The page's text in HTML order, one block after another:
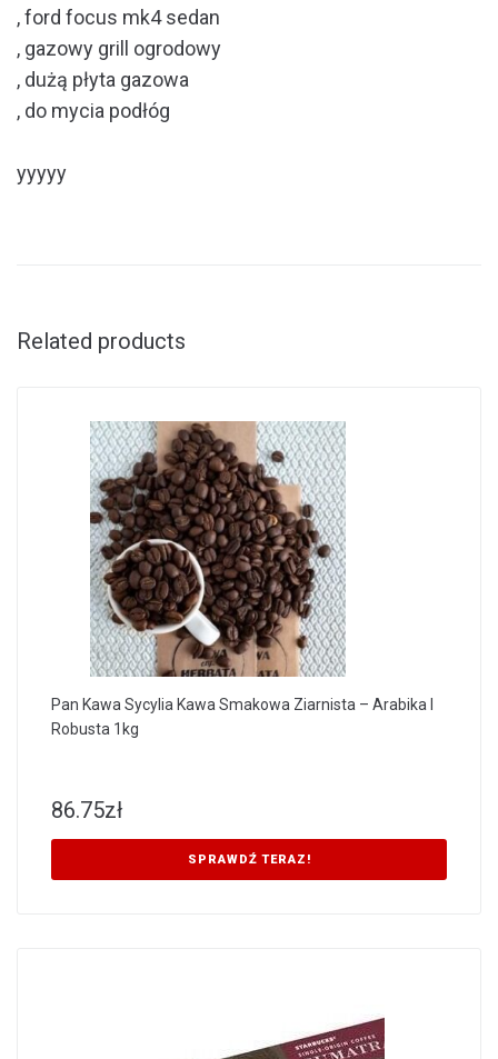
, ford focus mk4 sedan
, gazowy grill ogrodowy
, dużą płyta gazowa
, do mycia podłóg
yyyyy
Related products
Pan Kawa Sycylia Kawa Smakowa Ziarnista – Arabika I
Robusta 1kg
86.75zł
SPRAWDŹ TERAZ!